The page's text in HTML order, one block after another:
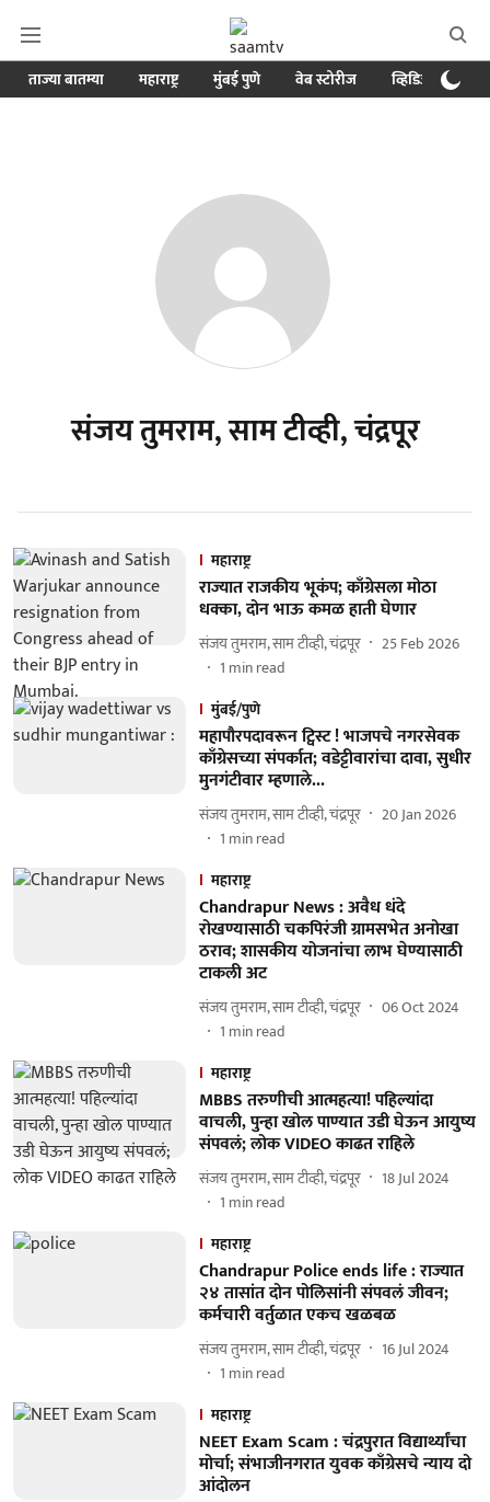
ताज्या बातम्या महाराष्ट्र मुंबई पुणे वेब स्टोरीज व्हिडिओ
संजय तुमराम, साम टीव्ही, चंद्रपूर
महाराष्ट्र
राज्यात राजकीय भूकंप; काँग्रेसला मोठा
धक्का, दोन भाऊ कमळ हाती घेणार
संजय तुमराम, साम टीव्ही, चंद्रपूर
25 Feb 2026
1 min read
मुंबई/पुणे
महापौरपदावरून ट्विस्ट ! भाजपचे नगरसेवक
काँग्रेसच्या संपर्कात; वडेट्टीवारांचा दावा, सुधीर
मुनगंटीवार म्हणाले...
संजय तुमराम, साम टीव्ही, चंद्रपूर
20 Jan 2026
1 min read
महाराष्ट्र
Chandrapur News : अवैध धंदे
रोखण्यासाठी चकपिरंजी ग्रामसभेत अनोखा
ठराव; शासकीय योजनांचा लाभ घेण्यासाठी
टाकली अट
संजय तुमराम, साम टीव्ही, चंद्रपूर
06 Oct 2024
1 min read
महाराष्ट्र
MBBS तरुणीची आत्महत्या! पहिल्यांदा
वाचली, पुन्हा खोल पाण्यात उडी घेऊन आयुष्य
संपवलं; लोक VIDEO काढत राहिले
संजय तुमराम, साम टीव्ही, चंद्रपूर
18 Jul 2024
1 min read
महाराष्ट्र
Chandrapur Police ends life : राज्यात
२४ तासांत दोन पोलिसांनी संपवलं जीवन;
कर्मचारी वर्तुळात एकच खळबळ
संजय तुमराम, साम टीव्ही, चंद्रपूर
16 Jul 2024
1 min read
महाराष्ट्र
NEET Exam Scam : चंद्रपुरात विद्यार्थ्यांचा
मोर्चा; संभाजीनगरात युवक काँग्रेसचे न्याय दो
आंदोलन